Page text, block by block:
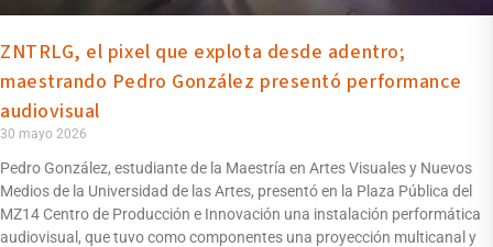
ZNTRLG, el pixel que explota desde adentro;
maestrando Pedro González presentó performance
audiovisual
30 mayo 2026
Pedro González, estudiante de la Maestría en Artes Visuales y Nuevos
Medios de la Universidad de las Artes, presentó en la Plaza Pública del
MZ14 Centro de Producción e Innovación una instalación performática
audiovisual, que tuvo como componentes una proyección multicanal y